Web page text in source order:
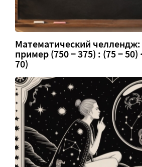
Математический
пример (750 − 375) : (75 − 50)
70)